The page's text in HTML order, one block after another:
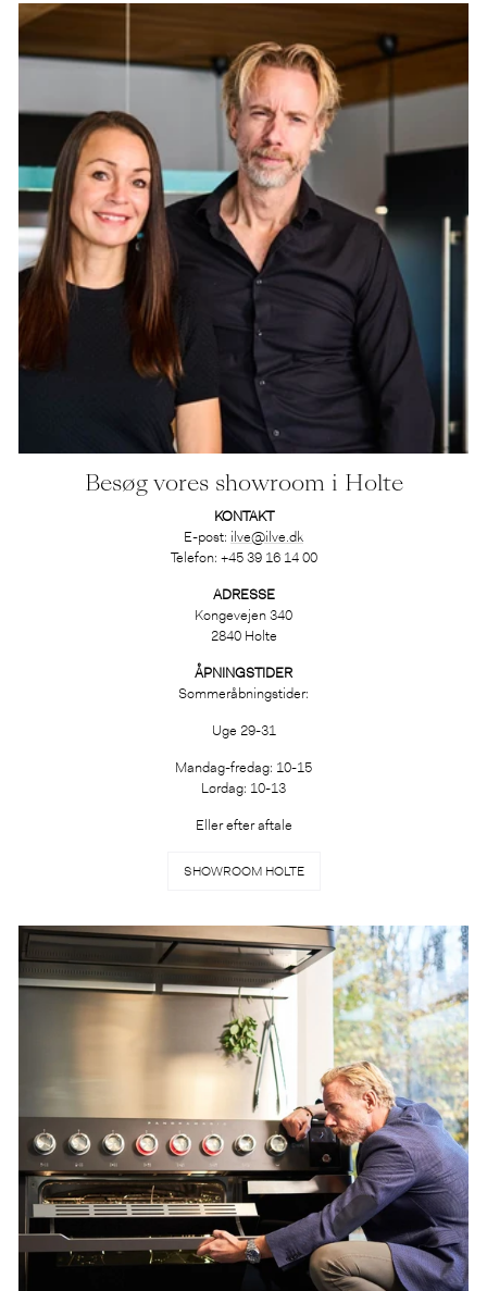
Besøg vores showroom i Holte
KONTAKT
E-post: ilve@ilve.dk
Telefon: +45 39 16 14 00
ADRESSE
Kongevejen 340
2840 Holte
ÅPNINGSTIDER
Sommeråbningstider:
Uge 29-31
Mandag-fredag: 10-15
Lørdag: 10-13
Eller efter aftale
SHOWROOM HOLTE